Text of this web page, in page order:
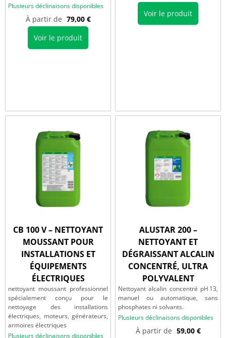
Plusieurs déclinaisons disponibles
À partir de 79,00 €
Voir le produit
Voir le produit
CB 100 V – NETTOYANT
MOUSSANT POUR
INSTALLATIONS ET
ÉQUIPEMENTS
ÉLECTRIQUES
nettoyant moussant professionnel
spécialement conçu pour le
nettoyage des installations
électriques, moteurs, générateurs,
armoires électriques
Plusieurs déclinaisons disponibles
ALUSTAR 200 –
NETTOYANT ET
DÉGRAISSANT ALCALIN
CONCENTRÉ, ULTRA
POLYVALENT
Nettoyant alcalin concentré pH 13,
manuel ou automatique, sans
phosphates ni solvants.
Plusieurs déclinaisons disponibles
À partir de 59,00 €